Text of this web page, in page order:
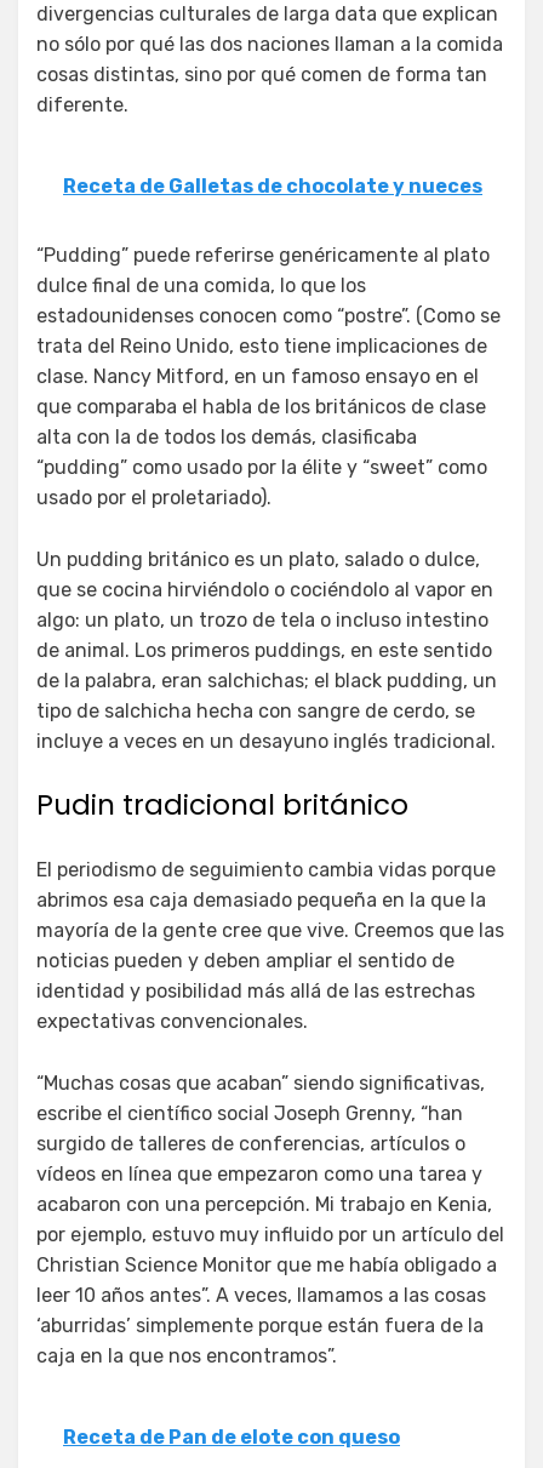
divergencias culturales de larga data que explican
no sólo por qué las dos naciones llaman a la comida
cosas distintas, sino por qué comen de forma tan
diferente.
Receta de Galletas de chocolate y nueces
“Pudding” puede referirse genéricamente al plato
dulce final de una comida, lo que los
estadounidenses conocen como “postre”. (Como se
trata del Reino Unido, esto tiene implicaciones de
clase. Nancy Mitford, en un famoso ensayo en el
que comparaba el habla de los británicos de clase
alta con la de todos los demás, clasificaba
“pudding” como usado por la élite y “sweet” como
usado por el proletariado).
Un pudding británico es un plato, salado o dulce,
que se cocina hirviéndolo o cociéndolo al vapor en
algo: un plato, un trozo de tela o incluso intestino
de animal. Los primeros puddings, en este sentido
de la palabra, eran salchichas; el black pudding, un
tipo de salchicha hecha con sangre de cerdo, se
incluye a veces en un desayuno inglés tradicional.
Pudin tradicional británico
El periodismo de seguimiento cambia vidas porque
abrimos esa caja demasiado pequeña en la que la
mayoría de la gente cree que vive. Creemos que las
noticias pueden y deben ampliar el sentido de
identidad y posibilidad más allá de las estrechas
expectativas convencionales.
“Muchas cosas que acaban” siendo significativas,
escribe el científico social Joseph Grenny, “han
surgido de talleres de conferencias, artículos o
vídeos en línea que empezaron como una tarea y
acabaron con una percepción. Mi trabajo en Kenia,
por ejemplo, estuvo muy influido por un artículo del
Christian Science Monitor que me había obligado a
leer 10 años antes”. A veces, llamamos a las cosas
‘aburridas’ simplemente porque están fuera de la
caja en la que nos encontramos”.
Receta de Pan de elote con queso